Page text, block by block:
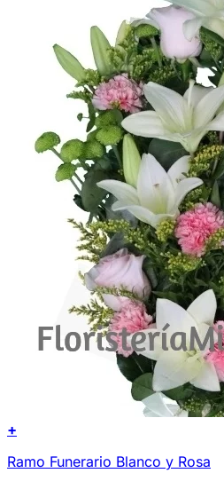
+
Ramo Funerario Blanco y Rosa